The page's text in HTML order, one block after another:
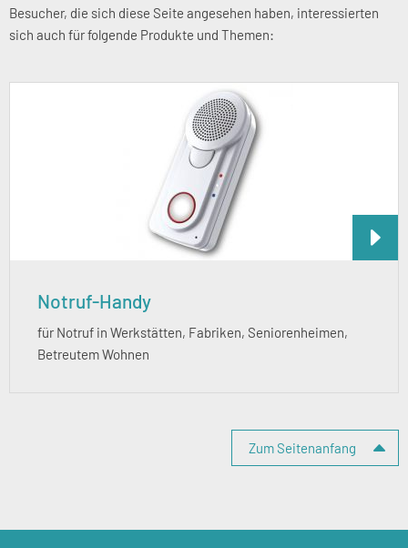
Besucher, die sich diese Seite angesehen haben, interessierten
sich auch für folgende Produkte und Themen:
Notruf-Handy
für Notruf in Werk­stätten, Fabriken, Seniorenheimen,
Betreutem Wohnen
Zum Seitenanfang